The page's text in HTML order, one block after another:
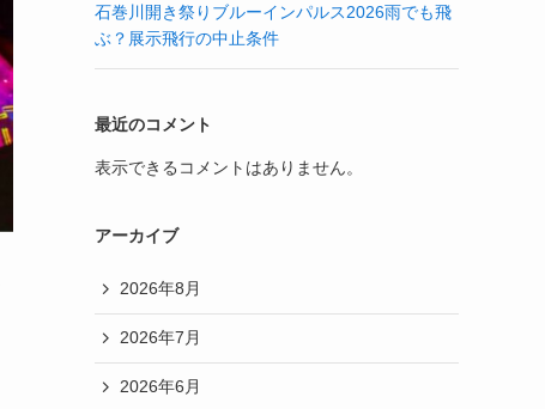
石巻川開き祭りブルーインパルス2026雨でも飛
ぶ？展示飛行の中止条件
最近のコメント
表示できるコメントはありません。
アーカイブ
2026年8月
2026年7月
2026年6月